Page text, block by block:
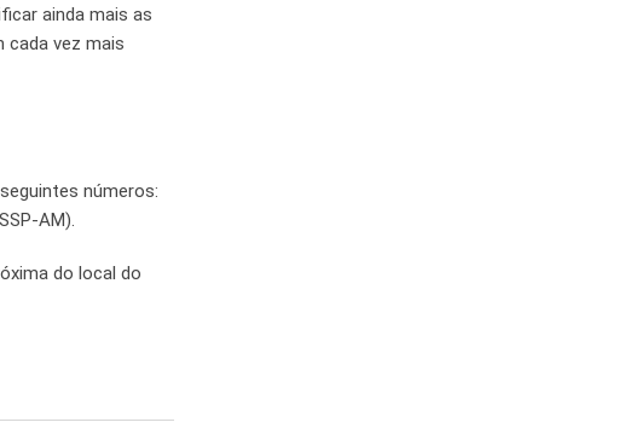
ainda mais as
cada vez mais
números:
AM).
do local do